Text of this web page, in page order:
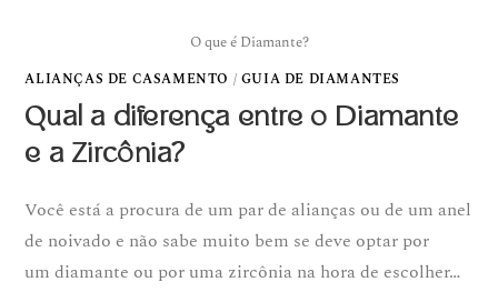
O que é Diamante?
ALIANÇAS DE CASAMENTO / GUIA DE DIAMANTES
Qual a diferença entre o Diamante
e a Zircônia?
Você está a procura de um par de alianças ou de um anel
de noivado e não sabe muito bem se deve optar por
um diamante ou por uma zircônia na hora de escolher…